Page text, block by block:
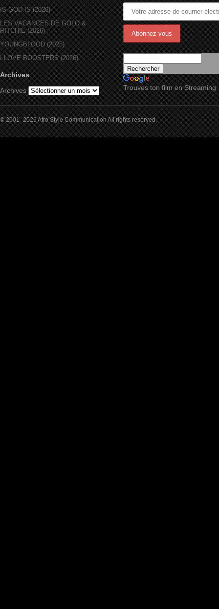
IS GOD IS (2026)
LES VACANCES DE GOLO &
RITCHIE (2026)
YOUNGBLOOD (2025)
I LOVE BOOSTERS (2026)
Archives
Archives
Trouves ton film en Streaming
© 2001- 2026 Afro Style Communication All rights reserved.